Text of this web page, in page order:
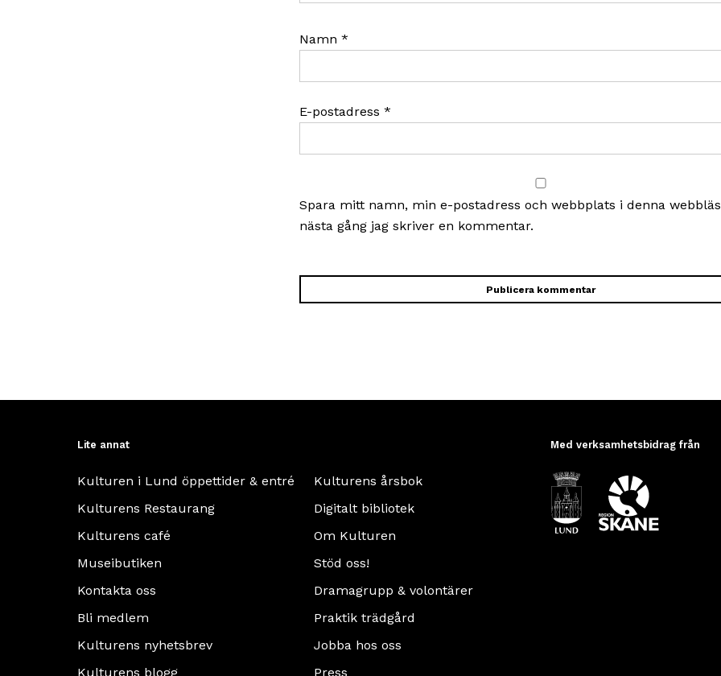
Namn *
E-postadress *
Spara mitt namn, min e-postadress och webbplats i denna
nästa gång jag skriver en kommentar.
Lite annat
Kulturen i Lund öppettider & entré
Kulturens Restaurang
Kulturens café
Museibutiken
Kontakta oss
Bli medlem
Kulturens nyhetsbrev
Kulturens blogg
Kulturens årsbok
Digitalt bibliotek
Om Kulturen
Stöd oss!
Dramagrupp & volontärer
Praktik trädgård
Jobba hos oss
Press
Med verksamhetsbidrag från